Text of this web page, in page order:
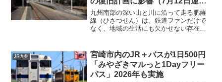
再開との発表あり）
九州南部の深い山と川に沿って走る肥薩
線（ひさつせん）は、鉄道ファンだけで
なく、地域の生活にも欠かせない存在で
結ぶルートとして長年親しまれてきまし
た。ところが、202...
JR九州
宮崎市内のJR＋バスが1日500円
「みやざきマルっと1Dayフリー
パス」2026年も実施